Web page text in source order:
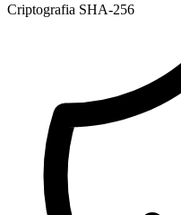
Criptografia SHA-256